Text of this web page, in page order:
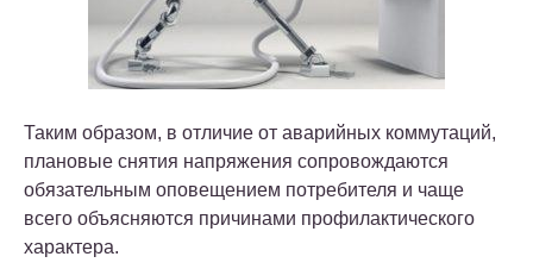
Таким образом, в отличие от аварийных коммутаций,
плановые снятия напряжения сопровождаются
обязательным оповещением потребителя и чаще
всего объясняются причинами профилактического
характера.